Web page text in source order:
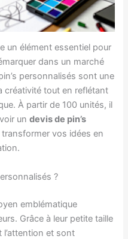
un élément essentiel pour
dans un marché
personnalisés sont une
créativité tout en reflétant
À partir de 100 unités, il
undevis de pin’s
vos idées en
?
emblématique
Grâce à leur petite taille
l’attention et sont